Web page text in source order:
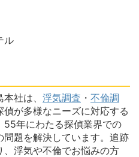
ル
社は、 浮気調査 ・ 不倫調
偵が多様なニーズに対応する
55年にわたる探偵業界での
題を解決しています。追跡
浮気や不倫でお悩みの方